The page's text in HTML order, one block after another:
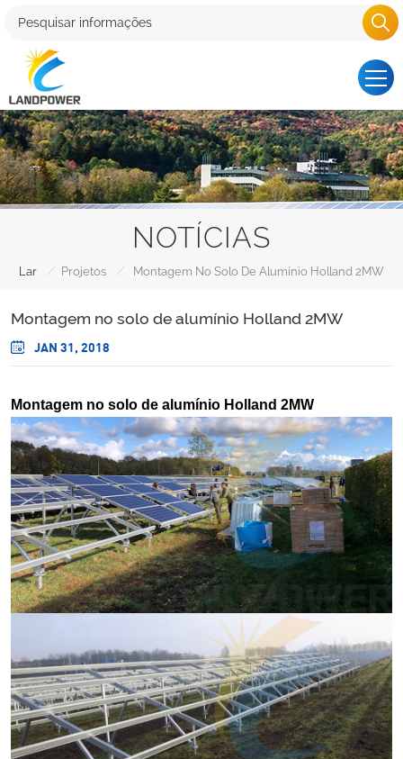
NOTÍCIAS
Lar / Projetos / Montagem No Solo De Alumínio Holland 2MW
Montagem no solo de alumínio Holland 2MW
JAN 31, 2018
Montagem no solo de alumínio Holland 2MW